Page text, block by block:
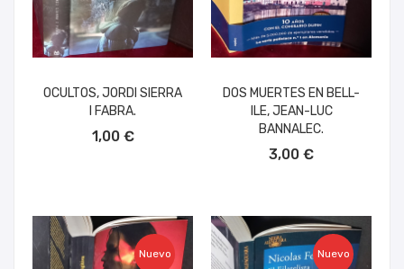
OCULTOS, JORDI SIERRA
I FABRA.
1,00 €
DOS MUERTES EN BELL-
ILE, JEAN-LUC
BANNALEC.
3,00 €
Nuevo Nuevo